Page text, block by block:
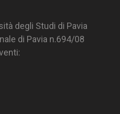
degli Studi di Pavia
di Pavia n.694/08